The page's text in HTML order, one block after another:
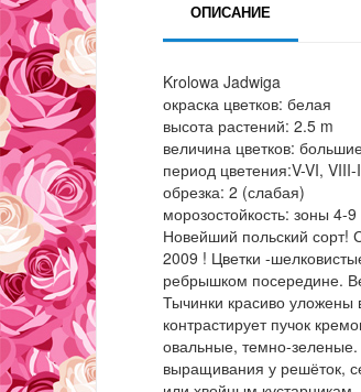
ОПИСАНИЕ
Krolowa Jadwiga
окраска цветков: белая
высота растений: 2.5 m
величина цветков:
период цветения:V-VI, VIII-
обрезка: 2 (слабая)
морозостойкость: зоны 4-9
Новейший польский сорт!
2009 ! Цветки -
ребрышком посередине.
Тычинки красиво уложены
контрастирует пучок
овальные, темно-
выращивания у решёток,